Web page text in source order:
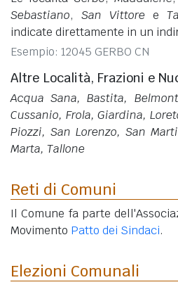
Sebastiano, San Vittore e
indicate direttamente in un
Esempio: 12045 GERBO CN
Altre Località, Frazioni e
Acqua Sana, Bastita,
Cussanio, Frola, Giardina,
Piozzi, San Lorenzo, San
Marta, Tallone
Reti di Comuni
Il Comune fa parte
Movimento Patto dei Sindaci.
Elezioni Comunali